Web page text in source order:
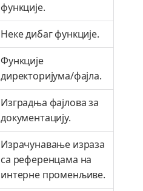
функције.
Неке дибаг функције.
Функције
директоријума/фајла.
Изградња фајлова за
документацију.
Израчунавање израза
са референцама на
интерне променљиве.